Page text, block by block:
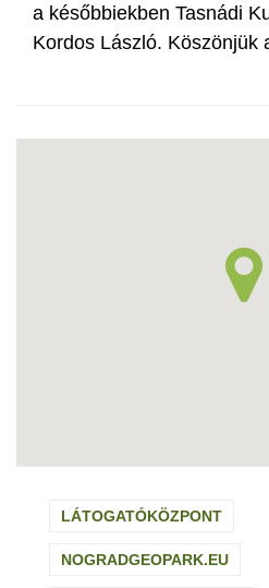
a későbbiekben Tasnádi
Kordos László. Köszönjük
LÁTOGATÓKÖZPONT
NOGRADGEOPARK.EU